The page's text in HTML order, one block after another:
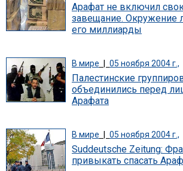
Арафат не включил
завещание. Окружение
его миллиарды
В мире 05 ноября 2004 г.,
Палестинские
объединились перед
Арафата
В мире 05 ноября 2004 г.,
Suddeutsche Zeitung:
привыкать спасать